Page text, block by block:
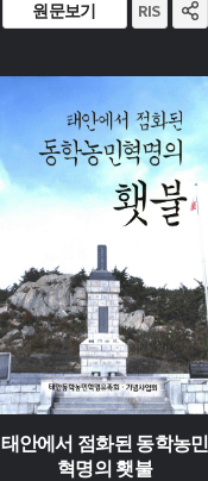
원문보기
유형 :
태안에서 점화된 동학농민
혁명의 횃불